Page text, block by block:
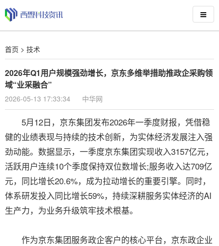
首页 > 技术
2026年Q1用户规模强劲增长，京东多维举措助推政企采购领
域“业采融合”
2026-05-13 17:33:34 中华网
5月12日，京东集团发布2026年一季度财报，凭借稳
健的业绩表现与持续的技术创新，为实体经济发展注入强
劲动能。数据显示，一季度京东集团实现收入3157亿元，
活跃用户连续10个季度保持双位数增长;服务收入达709亿
元，同比增长20.6%，成为拉动增长的重要引擎。同时，
体系研发投入同比增长59%，持续深耕服务实体经济的AI
生产力，为业务升级筑牢技术根基。
作为京东集团服务政企客户的核心平台，京东政企业